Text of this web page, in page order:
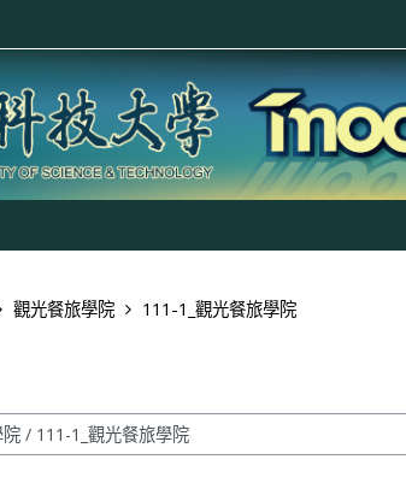
觀光餐旅學院 111-1_觀光餐旅學院